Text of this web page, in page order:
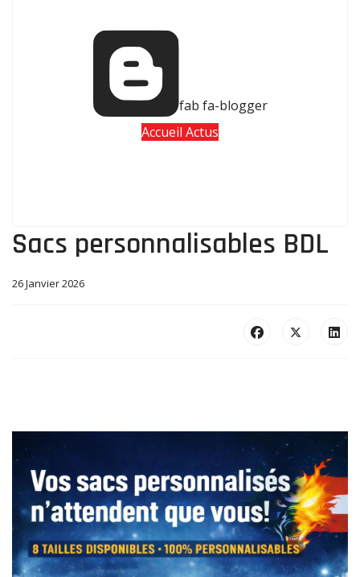
fab fa-blogger
Accueil Actus
Sacs personnalisables BDL
26 Janvier 2026